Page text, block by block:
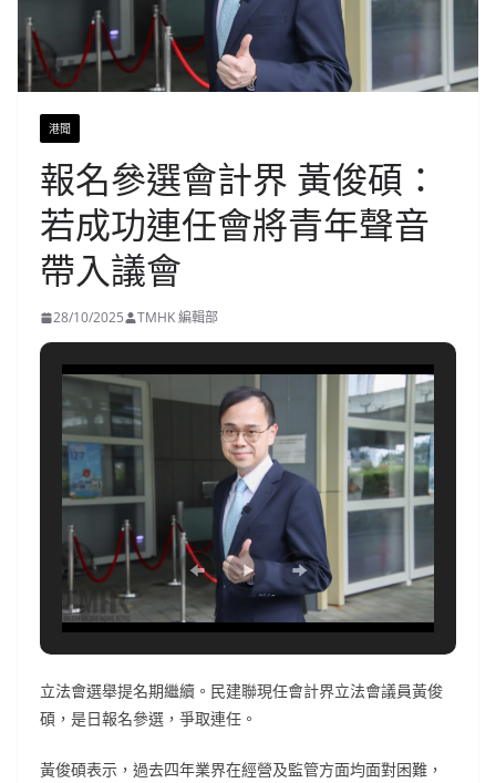
港聞
報名參選會計界 黃俊碩：
若成功連任會將青年聲音
帶入議會
28/10/2025 TMHK 編輯部
立法會選舉提名期繼續。民建聯現任會計界立法會議員黃俊
碩，是日報名參選，爭取連任。
黃俊碩表示，過去四年業界在經營及監管方面均面對困難，